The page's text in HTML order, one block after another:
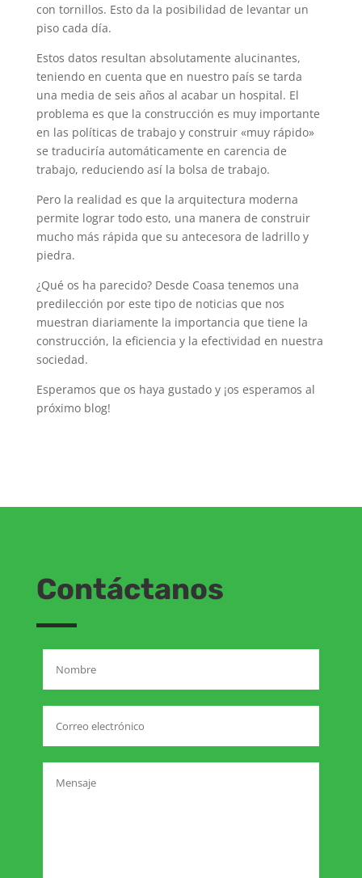
con tornillos. Esto da la posibilidad de levantar un
piso cada día.
Estos datos resultan absolutamente alucinantes,
teniendo en cuenta que en nuestro país se tarda
una media de seis años al acabar un hospital. El
problema es que la construcción es muy importante
en las políticas de trabajo y construir «muy rápido»
se traduciría automáticamente en carencia de
trabajo, reduciendo así la bolsa de trabajo.
Pero la realidad es que la arquitectura moderna
permite lograr todo esto, una manera de construir
mucho más rápida que su antecesora de ladrillo y
piedra.
¿Qué os ha parecido? Desde Coasa tenemos una
predilección por este tipo de noticias que nos
muestran diariamente la importancia que tiene la
construcción, la eficiencia y la efectividad en nuestra
sociedad.
Esperamos que os haya gustado y ¡os esperamos al
próximo blog!
Contáctanos